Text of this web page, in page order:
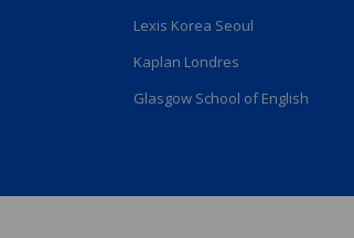
Lexis Korea Seoul
Kaplan Londres
Glasgow School of English